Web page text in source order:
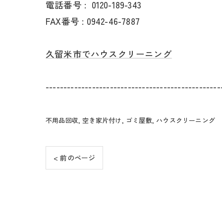
電話番号 : 0120-189-343
FAX番号 : 0942-46-7887
久留米市でハウスクリーニング
不用品回収 空き家片付け ゴミ屋敷 ハウスクリーニング
< 前のページ